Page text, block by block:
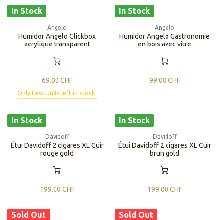
In Stock
Angelo
Humidor Angelo Clickbox
acrylique transparent
69.00 CHF
Only Few Units left in stock.
In Stock
Angelo
Humidor Angelo Gastronomie
en bois avec vitre
99.00 CHF
In Stock
Davidoff
Étui Davidoff 2 cigares XL Cuir
rouge gold
199.00 CHF
In Stock
Davidoff
Étui Davidoff 2 cigares XL Cuir
brun gold
199.00 CHF
Sold Out Sold Out